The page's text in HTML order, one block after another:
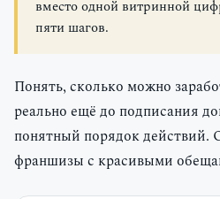
вместо одной витринной
пяти шагов.
Понять, сколько можно
реально ещё до подписания
понятный порядок действий.
франшизы с красивыми